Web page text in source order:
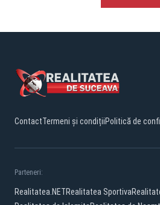
ContactTermeni și condițiiPolitică de
Parteneri:
Realitatea.NETRealitatea Sportiva